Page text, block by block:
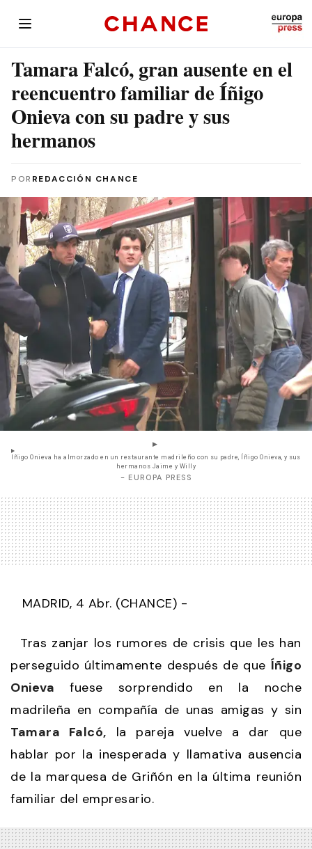
Tamara Falcó, gran ausente en el
reencuentro familiar de Íñigo
Onieva con su padre y sus
hermanos
POR REDACCIÓN CHANCE
Iñigo Onieva ha almorzado en un restaurante madrileño con su padre, Íñigo Onieva, y sus
hermanos Jaime y Willy
- EUROPA PRESS
MADRID, 4 Abr. (CHANCE) -
Tras zanjar los rumores de crisis que les han
perseguido últimamente después de que Íñigo
Onieva fuese sorprendido en la noche
madrileña en compañía de unas amigas y sin
Tamara Falcó, la pareja vuelve a dar que
hablar por la inesperada y llamativa ausencia
de la marquesa de Griñón en la última reunión
familiar del empresario.